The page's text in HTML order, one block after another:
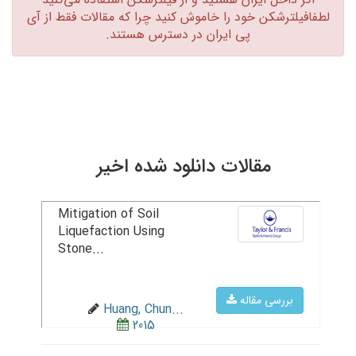
لطفافیلترشکن خود را خاموش کنید چرا که مقالات فقط از آی
پی ایران در دسترس هستند.‏
مقالات دانلود شده اخیر
بررسی مقاله
Mitigation of Soil
Liquefaction Using
Stone...
Huang, Chun...
2015